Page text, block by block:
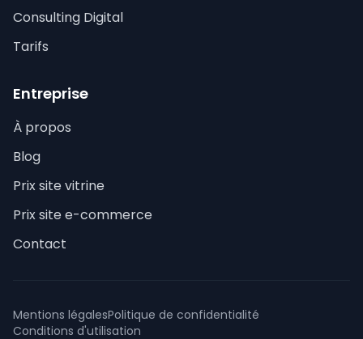
Consulting Digital
Tarifs
Entreprise
À propos
Blog
Prix site vitrine
Prix site e-commerce
Contact
Mentions légalesPolitique de confidentialité
Conditions d'utilisation